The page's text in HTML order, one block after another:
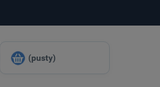
(pusty)